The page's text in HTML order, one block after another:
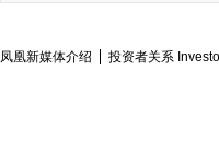
凤凰新媒体介绍 投资者关系